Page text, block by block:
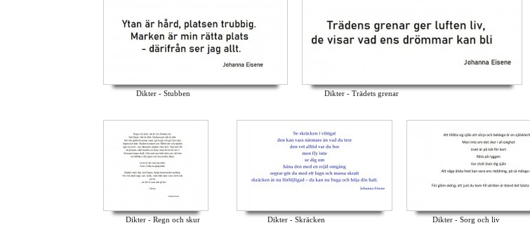
Dikter - Stubben Dikter - Trädets grenar
Dikter - Regn och skur Dikter - Skräcken Dikter - Sorg och liv